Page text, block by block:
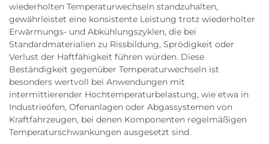
wiederholten Temperaturwechseln standzuhalten,
gewährleistet eine konsistente Leistung trotz wiederholter
Erwärmungs- und Abkühlungszyklen, die bei
Standardmaterialien zu Rissbildung, Sprödigkeit oder
Verlust der Haftfähigkeit führen würden. Diese
Beständigkeit gegenüber Temperaturwechseln ist
besonders wertvoll bei Anwendungen mit
intermittierender Hochtemperaturbelastung, wie etwa in
Industrieöfen, Ofenanlagen oder Abgassystemen von
Kraftfahrzeugen, bei denen Komponenten regelmäßigen
Temperaturschwankungen ausgesetzt sind.